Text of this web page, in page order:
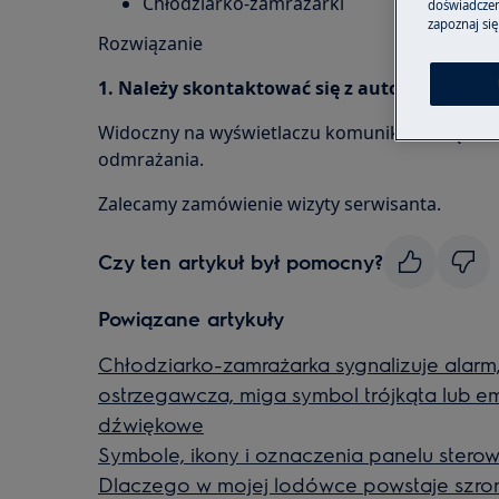
Rozwiązanie
1. Należy skontaktować się z
Widoczny na wyświetlaczu komunikat o błędzie
odmrażania.
Zalecamy zamówienie wizyty serwisanta.
Czy ten artykuł był pomocny?
Powiązane artykuły
Chłodziarko-zamrażarka sygnalizuje
ostrzegawcza, miga symbol trójkąta lub
dźwiękowe
Symbole, ikony i oznaczenia panelu
Dlaczego w mojej lodówce powstaje
zapoznaj